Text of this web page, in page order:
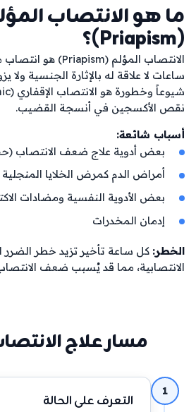
ما هو الانتصاب
(Priapism)؟
نقص الأكسجين في أنسجة القضيب.
أسباب شائعة:
بعض أدوية علاج ضعف الانتصاب
أمراض الدم كمرض الخلايا المنجلية
بعض الأدوية النفسية ومضادات
إدمان المخدرات
الخطر:
الانتصابية، مما قد يُسبب ضعف الانتصاب
مسار علاج
1
التعرف على الحالة